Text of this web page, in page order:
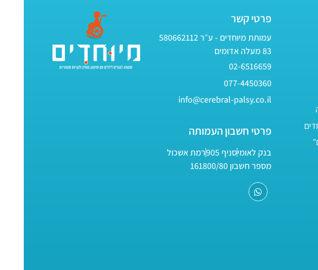
פרטי קשר
עמותת מיוחדים - ע״ר 580662112
83 מעלה אדומים
02-6516659
077-4450360
info@cerebral-palsy.co.il
פרטי חשבון העמותה
בנק לאומיסניף 905
רמת אשכול
מספר חשבון 161800/80